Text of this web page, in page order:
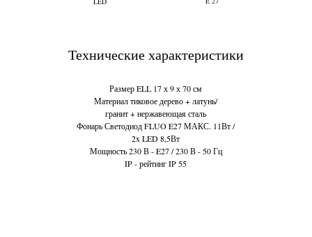
Размер ELL 17 х 9 х 70 см
Материал тиковое дерево + латунь/
гранит + нержавеющая сталь
Фонарь Светодиод FLUO E27 МАКС. 11Вт /
2x LED 8,5Вт
Мощность 230 В - E27 / 230 В - 50 Гц
IP - рейтинг IP 55
Технические характеристики